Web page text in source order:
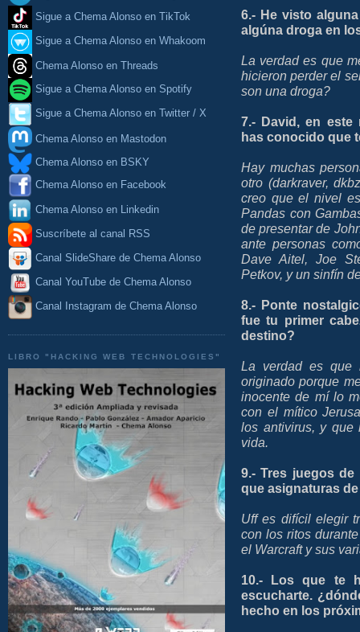
Sigue a Chema Alonso en TikTok
Sigue a Chema Alonso en Whakoom
Chema Alonso en Threads
Sigue a Chema Alonso en Spotify
Sigue a Chema Alonso en Twitter / X
Chema Alonso en Mastodon
Chema Alonso en BSKY
Chema Alonso en Facebook
Chema Alonso en Linkedin
Suscríbete al canal RSS
Canal SlideShare de Chema Alonso
Canal YouTube de Chema Alonso
Canal Instagram de Chema Alonso
LIBRO "HACKING WEB TECHNOLOGIES"
6.- He visto
algúna droga en
La verdad es que
hicieron perder el
son una droga?
7.- David, en este
has conocido que
Hay muchas
otro (darkraver,
creo que el nivel
Pandas con
de presentar de
ante personas
Dave Aitel, Joe
Petkov, y un sinfín
8.- Ponte
fue tu primer
destino?
La verdad es que
originado porque
inocente de mí lo
con el mítico
los antivirus, y que
vida.
9.- Tres juegos
que asignaturas
Uff es difícil elegir
con los ritos
el Warcraft y sus
10.- Los que te
escucharte.
hecho en los